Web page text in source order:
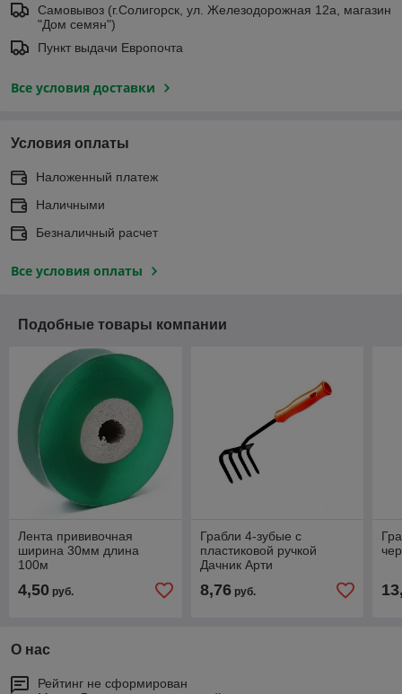
Самовывоз (г.Солигорск, ул. Железодорожная 12а, магазин
"Дом семян")
Пункт выдачи Европочта
Все условия доставки
Условия оплаты
Наложенный платеж
Наличными
Безналичный расчет
Все условия оплаты
Подобные товары компании
Лента прививочная
ширина 30мм длина
100м
4,50 руб.
Грабли 4-зубые с
пластиковой ручкой
Дачник Арти
8,76руб.
О нас
Рейтинг не сформирован